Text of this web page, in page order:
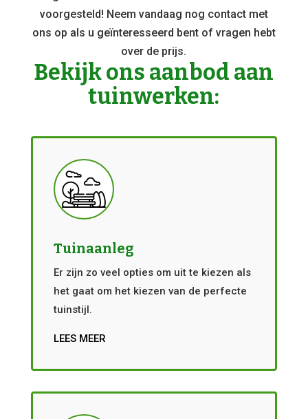
voorgesteld! Neem vandaag nog contact met
ons op als u geïnteresseerd bent of vragen hebt
over de prijs.
Bekijk ons aanbod aan
tuinwerken:
Tuinaanleg
Er zijn zo veel opties om uit te kiezen als
het gaat om het kiezen van de perfecte
tuinstijl.
LEES MEER